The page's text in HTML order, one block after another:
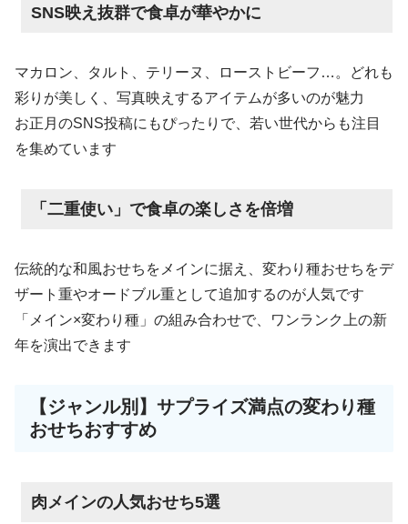
SNS映え抜群で食卓が華やかに
マカロン、タルト、テリーヌ、ローストビーフ…。どれも
彩りが美しく、写真映えするアイテムが多いのが魅力
お正月のSNS投稿にもぴったりで、若い世代からも注目
を集めています
「二重使い」で食卓の楽しさを倍増
伝統的な和風おせちをメインに据え、変わり種おせちをデ
ザート重やオードブル重として追加するのが人気です
「メイン×変わり種」の組み合わせで、ワンランク上の新
年を演出できます
【ジャンル別】サプライズ満点の変わり種
おせちおすすめ
肉メインの人気おせち5選